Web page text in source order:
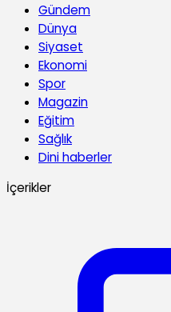
Gündem
Dünya
Siyaset
Ekonomi
Spor
Magazin
Eğitim
Sağlık
Dini haberler
İçerikler